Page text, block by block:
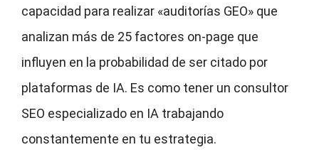
capacidad para realizar «auditorías GEO» que
analizan más de 25 factores on-page que
influyen en la probabilidad de ser citado por
plataformas de IA. Es como tener un consultor
SEO especializado en IA trabajando
constantemente en tu estrategia.